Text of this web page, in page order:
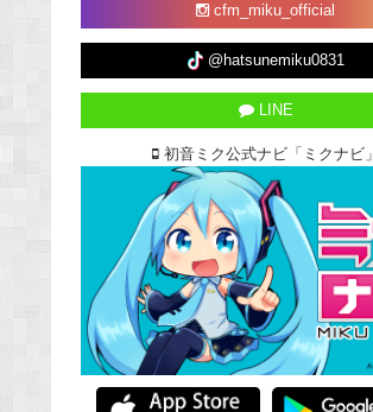
cfm_miku_official
@hatsunemiku0831
LINE
初音ミク公式ナビ「ミクナビ」